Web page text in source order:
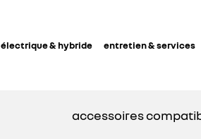
électrique & hybride entretien & services
accessoires